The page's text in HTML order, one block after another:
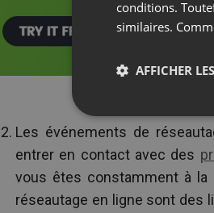
Les événements de
entrer en contact avec des
vous êtes constamment à
réseautage en ligne sont des
conditions.
similaires.
AFFICHER